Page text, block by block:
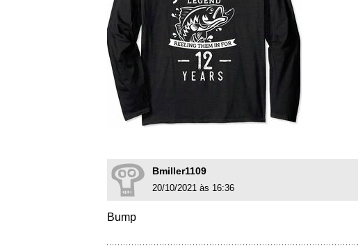
Bmiller1109
20/10/2021 às 16:36
Bump